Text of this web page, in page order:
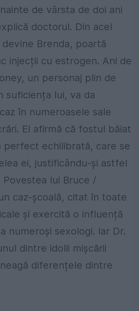
de vârsta de doi ani
doctorul. Din acel
Brenda, poartă
injecții cu estrogen. Ani de
un personaj plin de
suficiența lui, va da
în numeroasele sale
El afirmă că fostul băiat
perfect echilibrată, care se
ei, justificându-și astfel
Povestea lui Bruce /
caz-școală, citat în toate
și exercită o influență
numeroși sexologi. Iar Dr.
dintre idolii mișcării
diferențele dintre